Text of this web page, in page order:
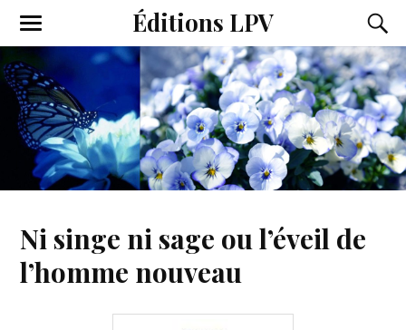
Éditions LPV
Ni singe ni sage ou l’éveil de
l’homme nouveau